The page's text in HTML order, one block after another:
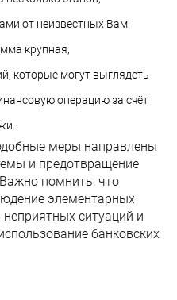
от неизвестных Вам
крупная;
которые могут выглядеть
операцию за счёт
меры направлены
и предотвращение
помнить, что
элементарных
ситуаций и
банковских